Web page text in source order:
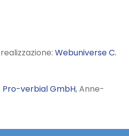
Webuniverse C.
Pro-verbial GmbH, Anne-